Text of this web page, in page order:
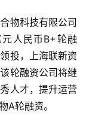
物科技有限公司
元人民币B+轮融
投，上海联新资
轮融资公司将继
人才，提升运营
A轮融资。